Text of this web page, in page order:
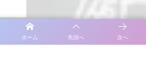
ホーム 先頭へ 次へ